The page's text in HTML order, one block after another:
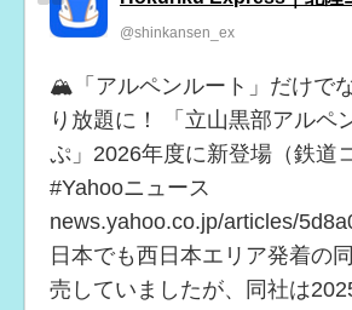
@shinkansen_ex
🏔️「アルペンルート」だけで
り放題に！ 「立山黒部アルペ
ぷ」2026年度に新登場（鉄道
#Yahooニュース
news.yahoo.co.jp/articles/
日本でも西日本エリア発着の
売していましたが、同社は